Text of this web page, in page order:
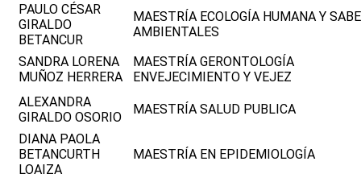
PAULO CÉSAR
GIRALDO
BETANCUR
MAESTRÍA ECOLOGÍA HUMANA Y
AMBIENTALES
SANDRA LORENA
MUÑOZ HERRERA
MAESTRÍA GERONTOLOGÍA
ENVEJECIMIENTO Y VEJEZ
ALEXANDRA
GIRALDO OSORIO
MAESTRÍA SALUD PUBLICA
DIANA PAOLA
BETANCURTH
LOAIZA
MAESTRÍA EN EPIDEMIOLOGÍA